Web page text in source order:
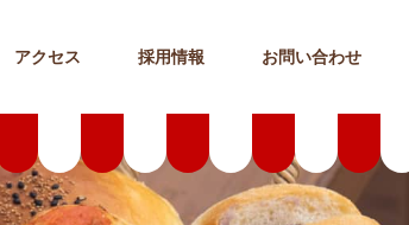
アクセス 採用情報 お問い合わせ